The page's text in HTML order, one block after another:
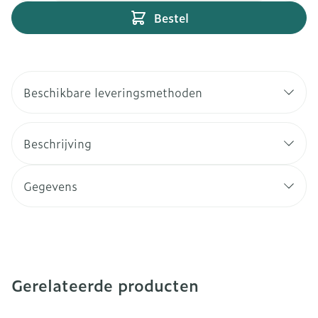
Bestel
Beschikbare leveringsmethoden
Beschrijving
Gegevens
Gerelateerde producten